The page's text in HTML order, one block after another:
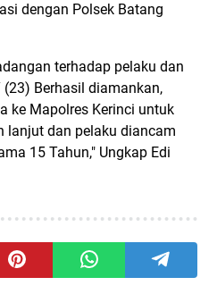
dengan Polsek Batang
terhadap pelaku dan
(23) Berhasil diamankan,
ke Mapolres Kerinci untuk
lanjut dan pelaku diancam
15 Tahun," Ungkap Edi